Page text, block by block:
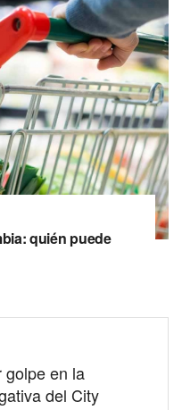
quién puede
golpe en la
del City